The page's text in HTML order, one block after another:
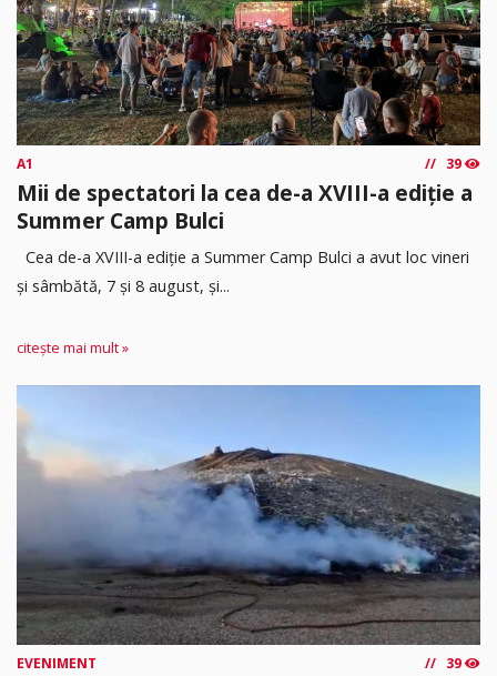
A1 39
Mii de spectatori la cea de-a XVIII-a ediție a
Summer Camp Bulci
Cea de-a XVIII-a ediție a Summer Camp Bulci a avut loc vineri
și sâmbătă, 7 și 8 august, și...
citește mai mult »
EVENIMENT 39